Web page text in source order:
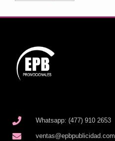
Whatsapp: (477) 910 2653
ventas@epbpublicidad.com